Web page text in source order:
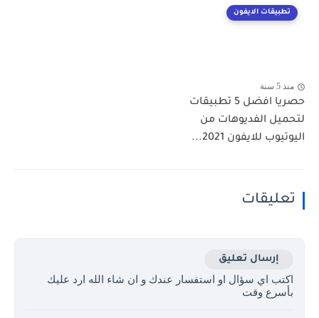
تطبيقات الايفون
منذ 5 سنة
حصريا افضل 5 تطبيقات
لتحميل الفديوهات من
اليوتيوب للايفون 2021...
تعليقات
إرسال تعليق
اكتب اي سؤال او استفسار عندك و ان شاء الله ارد عليك
بأسرع وقت